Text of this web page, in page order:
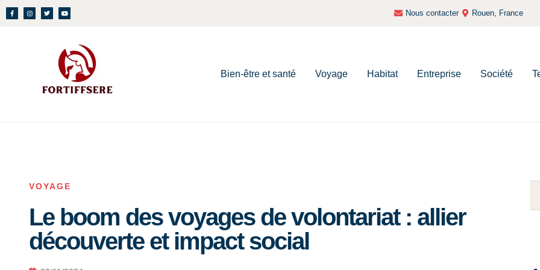
Nous contacter Rouen, France
Bien-être et santé Voyage Habitat Entreprise Société
VOYAGE
Le boom des voyages de volontariat : allier
découverte et impact social